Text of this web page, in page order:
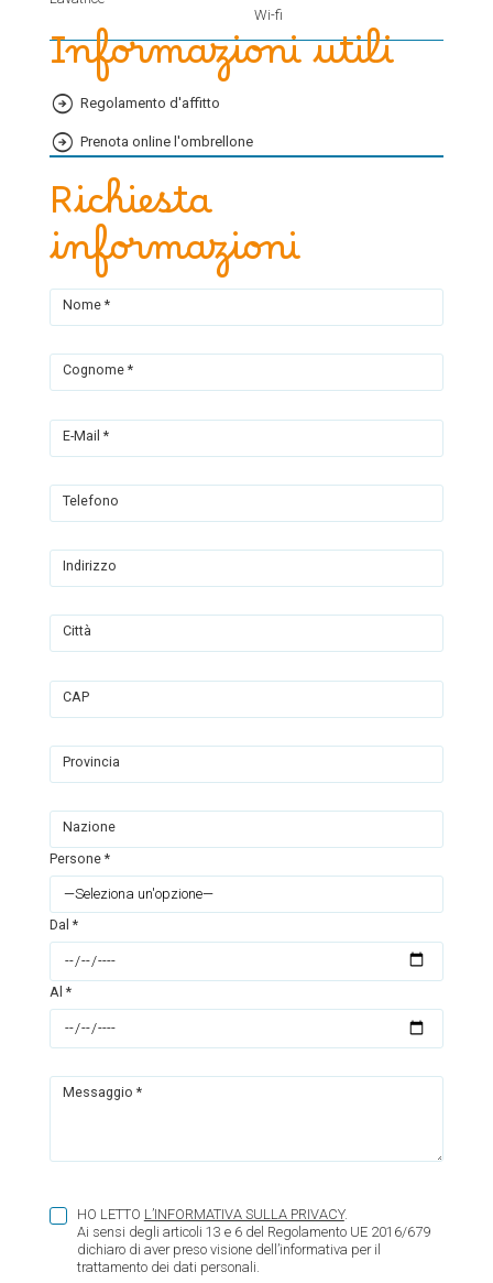
Wi-fi
Informazioni utili
Regolamento d'affitto
Prenota online l'ombrellone
Richiesta
informazioni
Nome *
Cognome *
E-Mail *
Telefono
Indirizzo
Città
CAP
Provincia
Nazione
Persone *
Dal *
Al *
Messaggio *
HO LETTO L’INFORMATIVA SULLA PRIVACY.
Ai sensi degli articoli 13 e 6 del Regolamento UE 2016/679
dichiaro di aver preso visione dell’informativa per il
trattamento dei dati personali.